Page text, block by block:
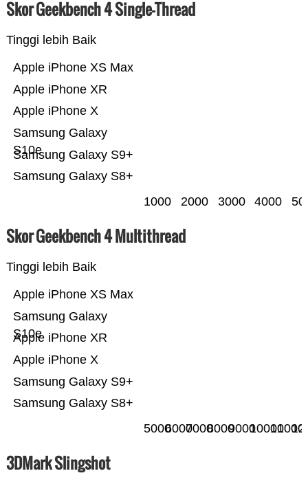
Skor Geekbench 4 Single-Thread
Tinggi lebih Baik
Samsung Galaxy S8+
Samsung Galaxy S9+
Samsung Galaxy
S10e
Apple iPhone X
Apple iPhone XR
Apple iPhone XS Max
1000 2000 3000 4000
Skor Geekbench 4 Multithread
Tinggi lebih Baik
Samsung Galaxy S8+
Samsung Galaxy S9+
Apple iPhone X
Apple iPhone XR
Samsung Galaxy
S10e
Apple iPhone XS Max
500060007000800090001000011000
3DMark Slingshot